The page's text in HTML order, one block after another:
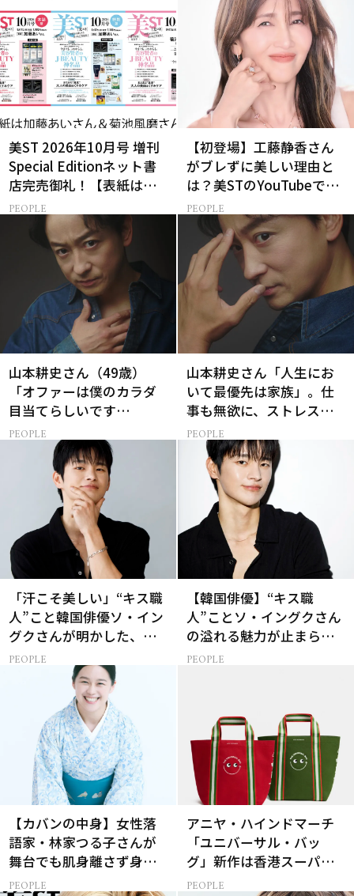
美ST 2026年10月号 増刊
Special Editionネット書
店完売御礼！【表紙は加
藤あいさん＆菊池風磨さ
PEOPLE
【初登場】工藤静香さん
がブレずに美しい理由と
は？美STのYouTubeでは
ALL私物の「ポーチの中
身」も大公開！
PEOPLE
山本耕史さん（49歳）
「オファーは僕のカラダ
目当てらしいです
（笑）」全編英語ミュー
ジカルへの挑戦
PEOPLE
山本耕史さん「人生にお
いて最優先は家族」。仕
事も無欲に、ストレスを
溜めない生き方
PEOPLE
「汗こそ美しい」“キス職
人”こと韓国俳優ソ・イン
グクさんが明かした、惹
かれる人の条件とは
PEOPLE
【韓国俳優】“キス職
人”ことソ・イングクさん
の溢れる魅力が止まらな
い【特別画像集】
PEOPLE
【カバンの中身】女性落
語家・林家つる子さんが
舞台でも肌身離さず身に
付けるお守りとは？
PEOPLE
アニヤ・ハインドマーチ
「ユニバーサル・バッ
グ」新作は香港スーパー
とコラボ！赤＆緑のミニ2
PEOPLE